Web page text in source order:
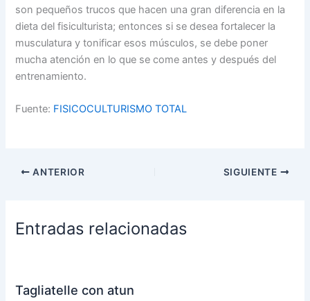
son pequeños trucos que hacen una gran diferencia en la
dieta del fisiculturista; entonces si se desea fortalecer la
musculatura y tonificar esos músculos, se debe poner
mucha atención en lo que se come antes y después del
entrenamiento.
Fuente: FISICOCULTURISMO TOTAL
ANTERIOR SIGUIENTE
Entradas relacionadas
Tagliatelle con atun